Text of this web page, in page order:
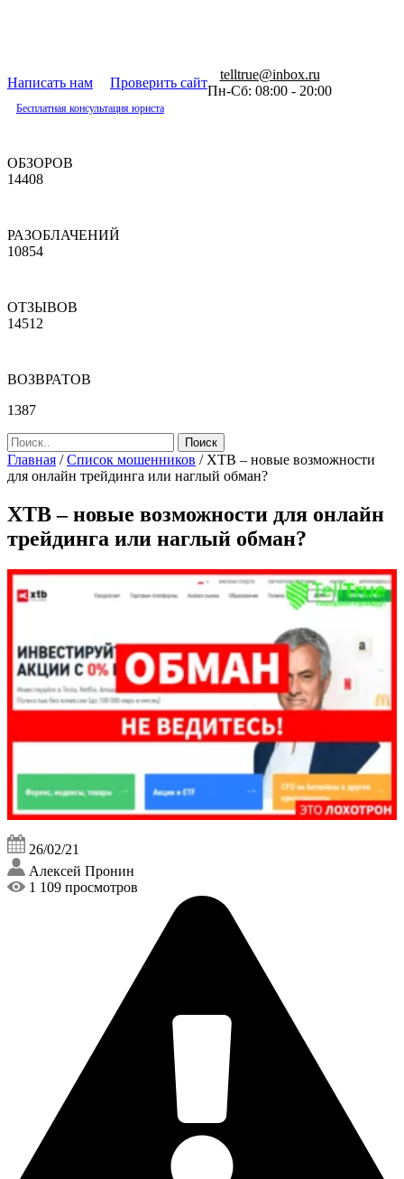
Написать нам Проверить сайт
telltrue@inbox.ru
Пн-Сб: 08:00 - 20:00
Бесплатная консультация юриста
ОБЗОРОВ
14408
РАЗОБЛАЧЕНИЙ
10854
ОТЗЫВОВ
14512
ВОЗВРАТОВ
1387
Главная /Список мошенников / XTB – новые возможности
для онлайн трейдинга или наглый обман?
XTB – новые возможности для онлайн
трейдинга или наглый обман?
26/02/21
Алексей Пронин
1 109 просмотров